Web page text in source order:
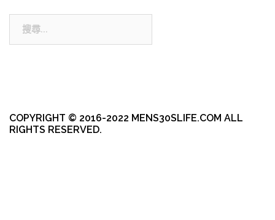
COPYRIGHT © 2016-2022 MENS30SLIFE.COM ALL
RIGHTS RESERVED.